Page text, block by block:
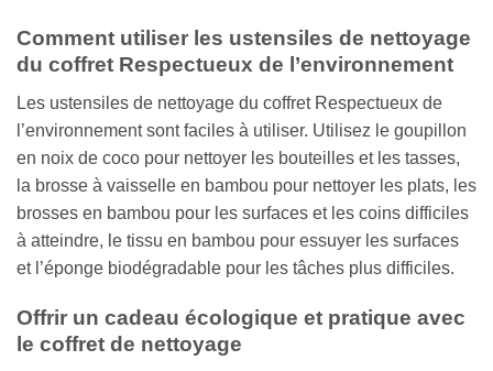
Comment utiliser les ustensiles de nettoyage
du coffret Respectueux de l’environnement
Les ustensiles de nettoyage du coffret Respectueux de
l’environnement sont faciles à utiliser. Utilisez le goupillon
en noix de coco pour nettoyer les bouteilles et les tasses,
la brosse à vaisselle en bambou pour nettoyer les plats, les
brosses en bambou pour les surfaces et les coins difficiles
à atteindre, le tissu en bambou pour essuyer les surfaces
et l’éponge biodégradable pour les tâches plus difficiles.
Offrir un cadeau écologique et pratique avec
le coffret de nettoyage